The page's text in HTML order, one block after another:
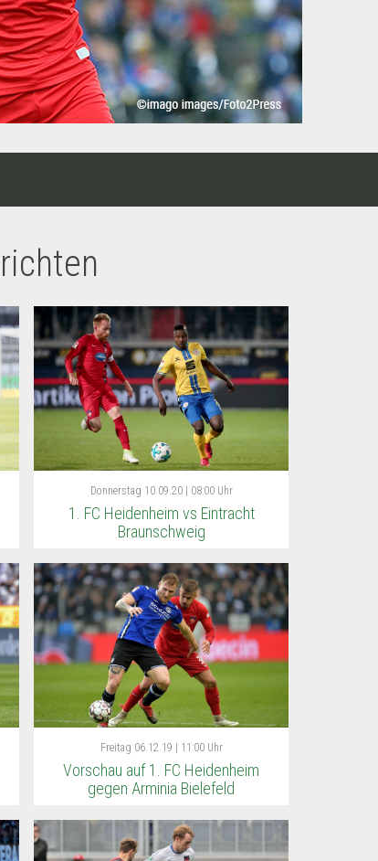
Donnerstag 10.09.20 | 08:00 Uhr
1. FC Heidenheim vs Eintracht
Braunschweig
Freitag 06.12.19 | 11:00 Uhr
Vorschau auf 1. FC Heidenheim
gegen Arminia Bielefeld